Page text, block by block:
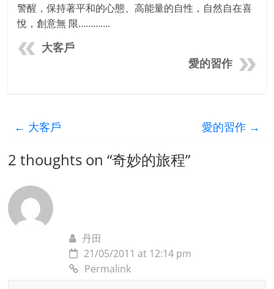
警醒，保持著平和的心態、高能量的自性，自然自在喜
悅，創意無 限………….
大客戶
愛的習作
← 大客戶 愛的習作 →
2 thoughts on “奇妙的旅程”
丹田
21/05/2011 at 12:14 pm
Permalink